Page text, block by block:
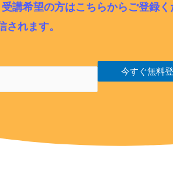
講希望の方はこちらからご登録
されます。
今すぐ無料